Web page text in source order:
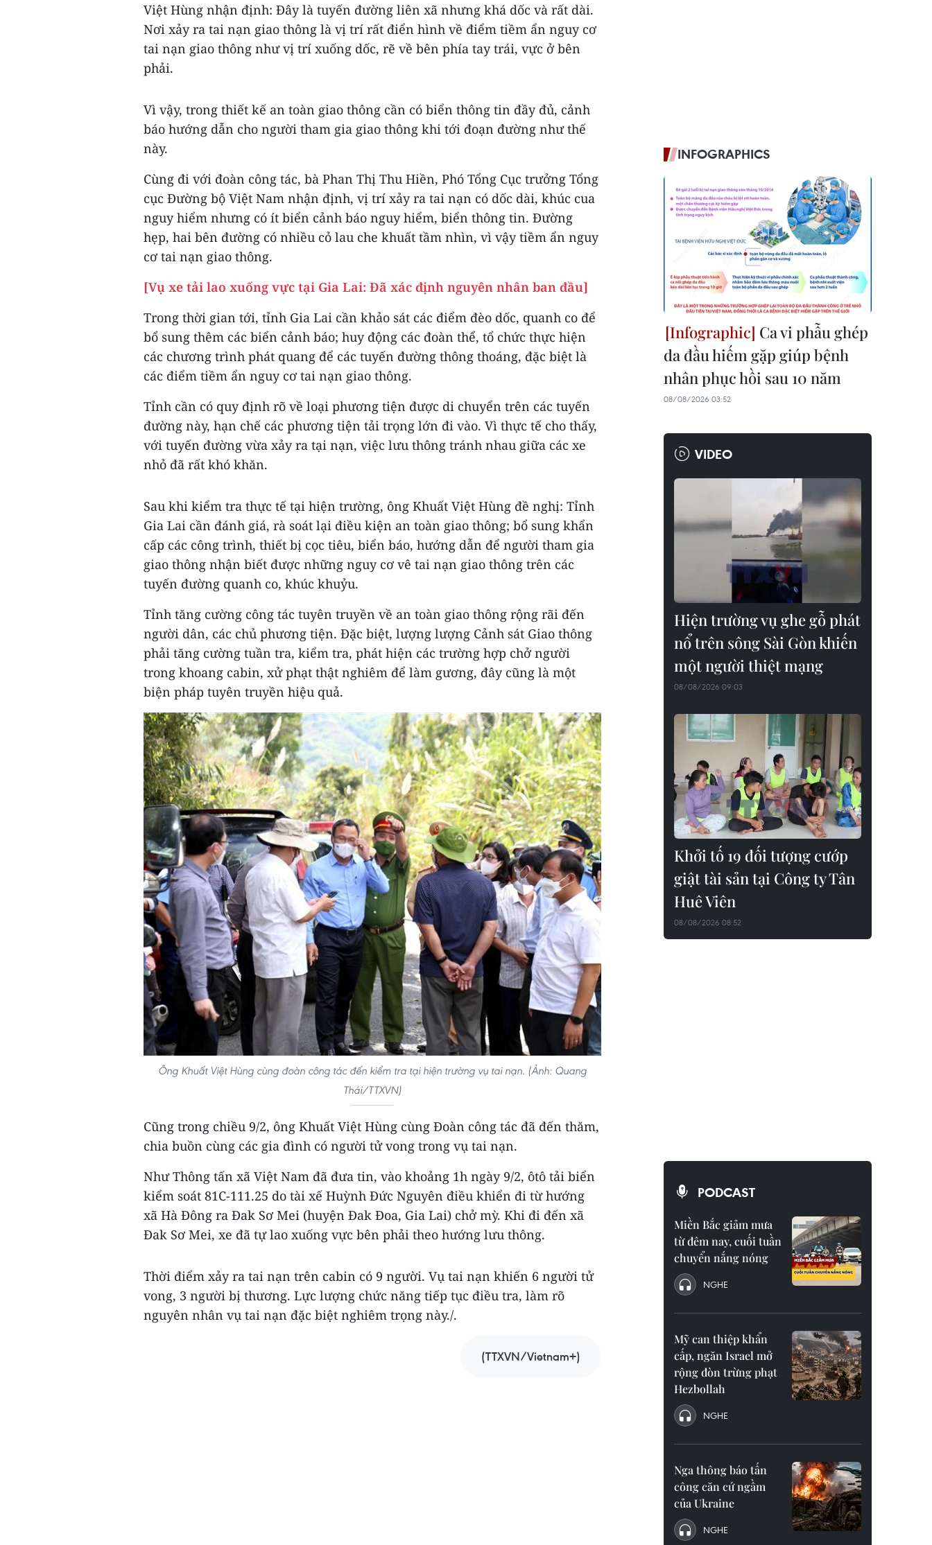
Việt Hùng nhận định: Đây là tuyến đường liên xã nhưng khá dốc và rất dài.
Nơi xảy ra tai nạn giao thông là vị trí rất điển hình về điểm tiềm ẩn nguy cơ
tai nạn giao thông như vị trí xuống dốc, rẽ về bên phía tay trái, vực ở bên
phải.
Vì vậy, trong thiết kế an toàn giao thông cần có biển thông tin đầy đủ, cảnh
báo hướng dẫn cho người tham gia giao thông khi tới đoạn đường như thế
này.
Cùng đi với đoàn công tác, bà Phan Thị Thu Hiền, Phó Tổng Cục trưởng Tổng
cục Đường bộ Việt Nam nhận định, vị trí xảy ra tai nạn có dốc dài, khúc cua
nguy hiểm nhưng có ít biển cảnh báo nguy hiểm, biển thông tin. Đường
hẹp, hai bên đường có nhiều cỏ lau che khuất tầm nhìn, vì vậy tiềm ẩn nguy
cơ tai nạn giao thông.
[Vụ xe tải lao xuống vực tại Gia Lai: Đã xác định nguyên nhân ban đầu]
Trong thời gian tới, tỉnh Gia Lai cần khảo sát các điểm đèo dốc, quanh co để
bổ sung thêm các biển cảnh báo; huy động các đoàn thể, tổ chức thực hiện
các chương trình phát quang để các tuyến đường thông thoáng, đặc biệt là
các điểm tiềm ẩn nguy cơ tai nạn giao thông.
Tỉnh cần có quy định rõ về loại phương tiện được di chuyển trên các tuyến
đường này, hạn chế các phương tiện tải trọng lớn đi vào. Vì thực tế cho thấy,
với tuyến đường vừa xảy ra tại nạn, việc lưu thông tránh nhau giữa các xe
nhỏ đã rất khó khăn.
Sau khi kiểm tra thực tế tại hiện trường, ông Khuất Việt Hùng đề nghị: Tỉnh
Gia Lai cần đánh giá, rà soát lại điều kiện an toàn giao thông; bổ sung khẩn
cấp các công trình, thiết bị cọc tiêu, biển báo, hướng dẫn để người tham gia
giao thông nhận biết được những nguy cơ vê tai nạn giao thông trên các
tuyến đường quanh co, khúc khuỷu.
Tỉnh tăng cường công tác tuyên truyền về an toàn giao thông rộng rãi đến
người dân, các chủ phương tiện. Đặc biệt, lượng lượng Cảnh sát Giao thông
phải tăng cường tuần tra, kiểm tra, phát hiện các trường hợp chở người
trong khoang cabin, xử phạt thật nghiêm để làm gương, đây cũng là một
biện pháp tuyên truyền hiệu quả.
Ông Khuất Việt Hùng cùng đoàn công tác đến kiểm tra tại hiện trường vụ tai nạn. (Ảnh: Quang
Thái/TTXVN)
Cũng trong chiều 9/2, ông Khuất Việt Hùng cùng Đoàn công tác đã đến thăm,
chia buồn cùng các gia đình có người tử vong trong vụ tai nạn.
Như Thông tấn xã Việt Nam đã đưa tin, vào khoảng 1h ngày 9/2, ôtô tải biển
kiểm soát 81C-111.25 do tài xế Huỳnh Đức Nguyên điều khiển đi từ hướng
xã Hà Đông ra Đak Sơ Mei (huyện Đak Đoa, Gia Lai) chở mỳ. Khi đi đến xã
Đak Sơ Mei, xe đã tự lao xuống vực bên phải theo hướng lưu thông.
Thời điểm xảy ra tai nạn trên cabin có 9 người. Vụ tai nạn khiến 6 người tử
vong, 3 người bị thương. Lực lượng chức năng tiếp tục điều tra, làm rõ
nguyên nhân vụ tai nạn đặc biệt nghiêm trọng này./.
(TTXVN/Vietnam+)
INFOGRAPHICS
Ca vi phẫu ghép
da đầu hiếm gặp giúp bệnh
nhân phục hồi sau 10 năm
08/08/2026 03:52
VIDEO
Hiện trường vụ ghe gỗ phát
nổ trên sông Sài Gòn khiến
một người thiệt mạng
08/08/2026 09:03
Khởi tố 19 đối tượng cướp
giật tài sản tại Công ty Tân
Huê Viên
08/08/2026 08:52
PODCAST
Miền Bắc giảm mưa
từ đêm nay, cuối tuần
chuyển nắng nóng
NGHE
Mỹ can thiệp khẩn
cấp, ngăn Israel mở
rộng đòn trừng phạt
Hezbollah
NGHE
Nga thông báo tấn
công căn cứ ngầm
của Ukraine
NGHE